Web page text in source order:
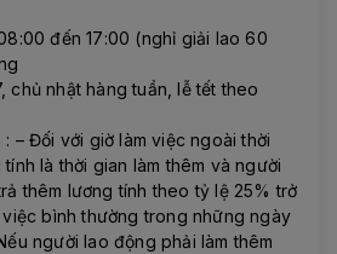
đến 17:00 (nghỉ giải lao 60
chủ nhật hàng tuần, lễ tết theo
: – Đối với giờ làm việc ngoài thời
là thời gian làm thêm và người
thêm lương tính theo tỷ lệ 25% trở
bình thường trong những ngày
người lao động phải làm thêm